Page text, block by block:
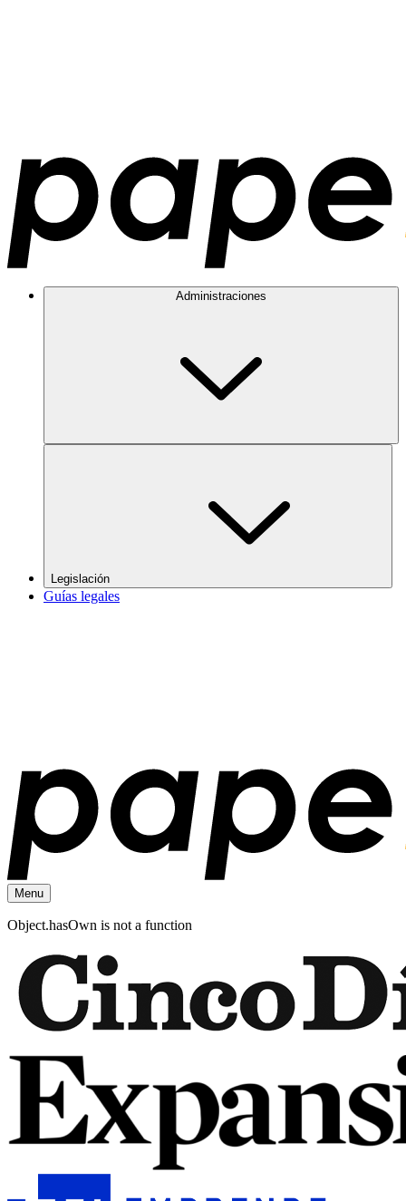
Administraciones
Legislación
Guías legales
Menu
Object.hasOwn is not a function